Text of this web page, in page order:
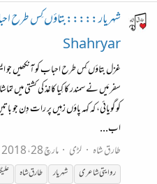
شہریار :::::بتاؤں کِس طرح
Shahryar
غزل بتاؤں کِس طرح احباب کو آنکھیں جو
سفر مَیں نے سمندر کا کِیا کاغذ کی کشتی میں
کو گویائی، کہ کہہ پاؤں زمِیں پر رات دِن
اب...
طارق شاہ
لڑی مارچ 28، 2018
روایتی شاعری
شہریار طارق شاہ